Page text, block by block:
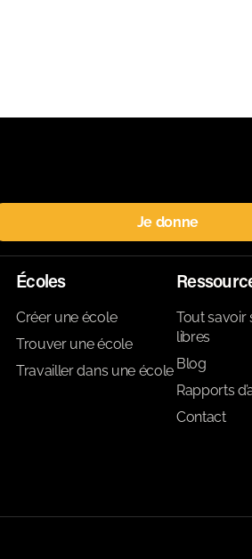
Je donne
Écoles
Créer une école
Trouver une école
Travailler dans une école
Tout savoir
libres
Blog
Rapports
Contact